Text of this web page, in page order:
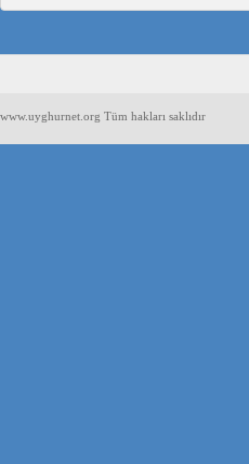
www.uyghurnet.org Tüm hakları saklıdır